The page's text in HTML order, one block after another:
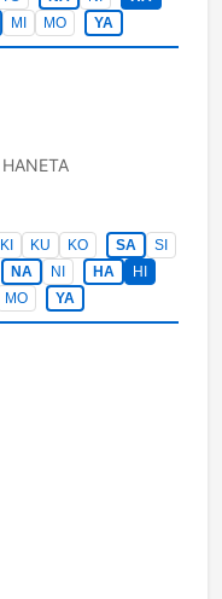
MI MO YA
HANETA
KI KU KO SA
SI
NA NI HA
HI
MO YA